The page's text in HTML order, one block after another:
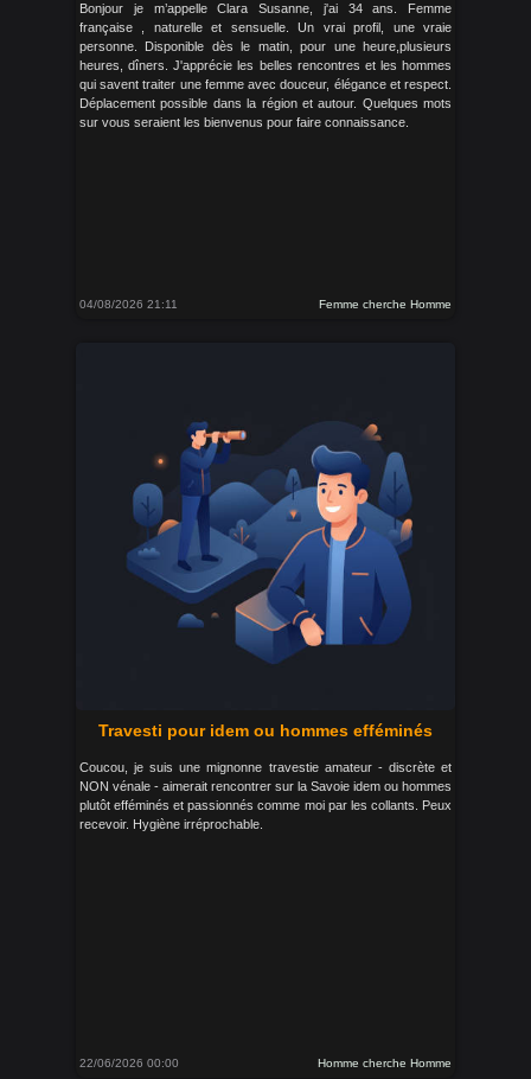
Bonjour je m’appelle Clara Susanne, j'ai 34 ans. Femme
française , naturelle et sensuelle. Un vrai profil, une vraie
personne. Disponible dès le matin, pour une heure,plusieurs
heures, dîners. J'apprécie les belles rencontres et les hommes
qui savent traiter une femme avec douceur, élégance et respect.
Déplacement possible dans la région et autour. Quelques mots
sur vous seraient les bienvenus pour faire connaissance.
04/08/2026 21:11 Femme cherche Homme
Travesti pour idem ou hommes efféminés
Coucou, je suis une mignonne travestie amateur - discrète et
NON vénale - aimerait rencontrer sur la Savoie idem ou hommes
plutôt efféminés et passionnés comme moi par les collants. Peux
recevoir. Hygiène irréprochable.
22/06/2026 00:00 Homme cherche Homme